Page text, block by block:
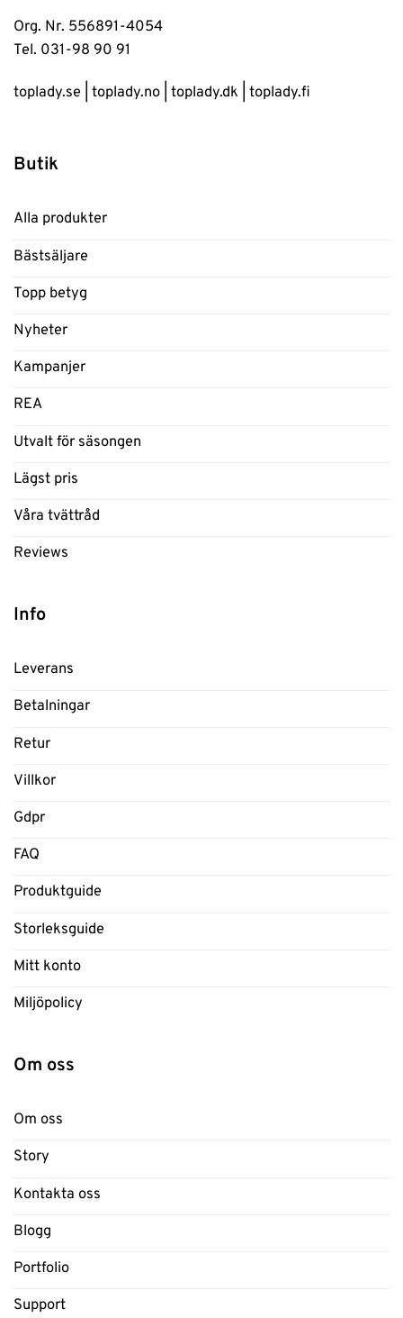
Org. Nr. 556891-4054
Tel. 031-98 90 91
toplady.se toplady.no toplady.dk toplady.fi
Butik
Alla produkter
Bästsäljare
Topp betyg
Nyheter
Kampanjer
REA
Utvalt för säsongen
Lägst pris
Våra tvättråd
Reviews
Info
Leverans
Betalningar
Retur
Villkor
Gdpr
FAQ
Produktguide
Storleksguide
Mitt konto
Miljöpolicy
Om oss
Om oss
Story
Kontakta oss
Blogg
Portfolio
Support